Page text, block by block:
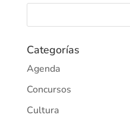
Categorías
Agenda
Concursos
Cultura